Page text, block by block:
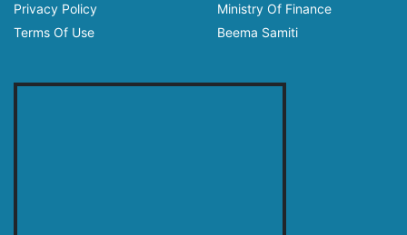
Privacy Policy
Terms Of Use
Ministry Of Finance
Beema Samiti